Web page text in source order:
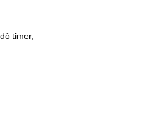
timer,